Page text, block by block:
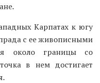
Карпатах к югу
с ее живописными
около границы со
в нем достигает